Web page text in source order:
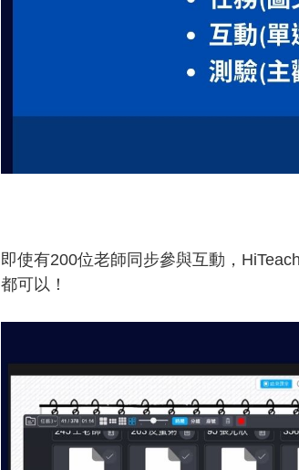
即使有200位老師同步參與互動，
都可以！